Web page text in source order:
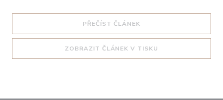
PŘEČÍST ČLÁNEK((OTEVŘE SE V NOVÉM
ZOBRAZIT ČLÁNEK V TISKU